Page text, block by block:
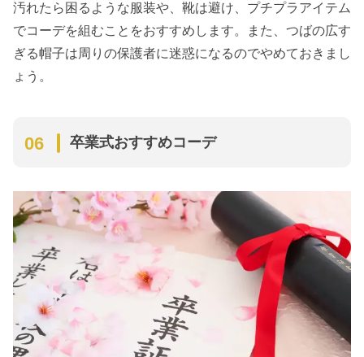
汚れたら困るような服装や、靴は避け、プチプラアイテム
でコーデを組むことをおすすめします。また、つばの広す
ぎる帽子は周りの保護者に迷惑になるのでやめておきまし
ょう。
卒業式おすすめコーデ